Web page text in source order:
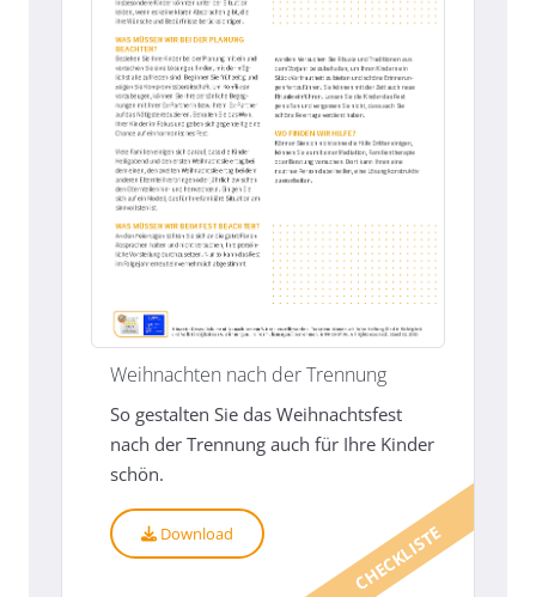
CHECKLISTE
Weihnachten nach der Trennung
So gestalten Sie das Weihnachtsfest
nach der Trennung auch für Ihre Kinder
schön.
Download